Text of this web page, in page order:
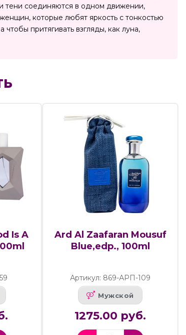
тени соединяются в одном движении,
которые любят яркость с тонкостью
чтобы притягивать взгляды, как луна,
Is A
Ard Al Zaafaran Mousuf
Blue,edp., 100ml
Артикул: 869-АРП-109
Мужской
1275.00 руб.